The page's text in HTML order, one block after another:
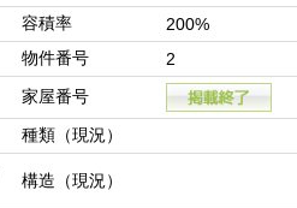
容積率
200%
物件番号
2
家屋番号
種類（現況）
構造（現況）